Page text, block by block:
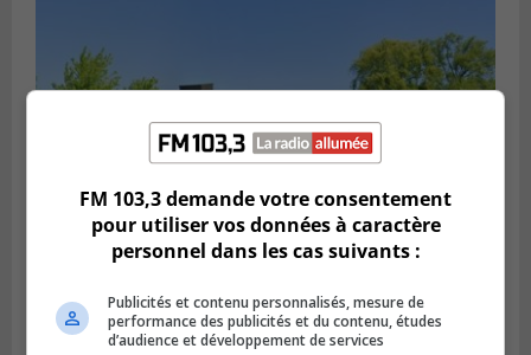
SAINT-HUBERT
Publié le 6 août 2026 à 09h39
Longueuil injecte 1,5 M$ pour moderniser
FM 103,3 demande votre consentement
pour utiliser vos données à caractère
personnel dans les cas suivants :
Publicités et contenu personnalisés, mesure de
performance des publicités et du contenu, études
d’audience et développement de services